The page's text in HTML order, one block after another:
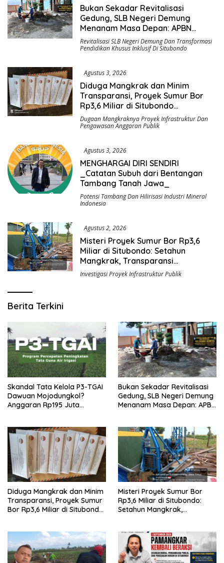
Bukan Sekadar Revitalisasi
Gedung, SLB Negeri Demung
Menanam Masa Depan: APBN
Rp972 Juta Mengubah Harapan
Anak Berkebutuhan Khusus Menjadi
Revitalisasi SLB Negeri Demung Dan Transformasi
Pendidikan Khusus Inklusif Di Situbondo
Agustus 3, 2026
Diduga Mangkrak dan Minim
Transparansi, Proyek Sumur Bor
Rp3,6 Miliar di Situbondo
Dilaporkan LSM PAKAR ke KPK RI
Dugaan Mangkraknya Proyek Infrastruktur Dan
Pengawasan Anggaran Publik
Agustus 3, 2026
MENGHARGAI DIRI SENDIRI
_Catatan Subuh dari Bentangan
Tambang Tanah Jawa_
Potensi Tambang Dan Hilirisasi Industri Mineral
Indonesia
Agustus 2, 2026
Misteri Proyek Sumur Bor Rp3,6
Miliar di Situbondo: Setahun
Mangkrak, Transparansi
Dipertanyakan, LSM PAKAR Siapkan
Laporan ke KPK
Investigasi Proyek Infrastruktur Publik
Berita Terkini
Skandal Tata Kelola P3-TGAI
Dawuan Mojodungkol?
Anggaran Rp195 Juta
Swakelola Petani
Bukan Sekadar Revitalisasi
Gedung, SLB Negeri Demung
Menanam Masa Depan: APBN
Khusus Menjadi Kemandirian
Diduga Mangkrak dan Minim
Transparansi, Proyek Sumur
Bor Rp3,6 Miliar di Situbondo
Misteri Proyek Sumur Bor
Rp3,6 Miliar di Situbondo:
Setahun Mangkrak,
ke KPK